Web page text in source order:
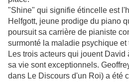
"Shine" qui signifie étincelle est
Helfgott, jeune prodige du piano
poursuit sa carrière de pianiste
surmonté la maladie psychique
Les trois acteurs qui jouent David
sa vie sont exceptionnels.
dans Le Discours d'un Roi) a été